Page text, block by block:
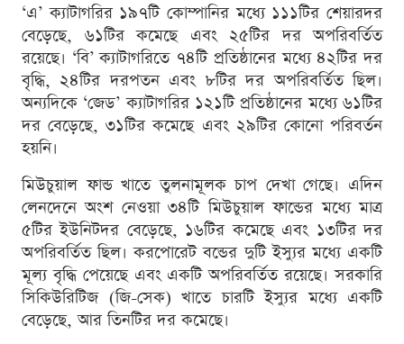
‘এ’ ক্যাটাগরির ১৯৭টি কোম্পানির মধ্যে ১১১টির শেয়ারদর
বেড়েছে, ৬১টির কমেছে এবং ২৫টির দর অপরিবর্তিত
রয়েছে। ‘বি’ ক্যাটাগরিতে ৭৪টি প্রতিষ্ঠানের মধ্যে ৪২টির দর
বৃদ্ধি, ২৪টির দরপতন এবং ৮টির দর অপরিবর্তিত ছিল।
অন্যদিকে ‘জেড’ ক্যাটাগরির ১২১টি প্রতিষ্ঠানের মধ্যে ৬১টির
দর বেড়েছে, ৩১টির কমেছে এবং ২৯টির কোনো পরিবর্তন
হয়নি।
মিউচুয়াল ফান্ড খাতে তুলনামূলক চাপ দেখা গেছে। এদিন
লেনদেনে অংশ নেওয়া ৩৪টি মিউচুয়াল ফান্ডের মধ্যে মাত্র
৫টির ইউনিটদর বেড়েছে, ১৬টির কমেছে এবং ১৩টির দর
অপরিবর্তিত ছিল। করপোরেট বন্ডের দুটি ইস্যুর মধ্যে একটি
মূল্য বৃদ্ধি পেয়েছে এবং একটি অপরিবর্তিত রয়েছে। সরকারি
সিকিউরিটিজ (জি-সেক) খাতে চারটি ইস্যুর মধ্যে একটি
বেড়েছে, আর তিনটির দর কমেছে।